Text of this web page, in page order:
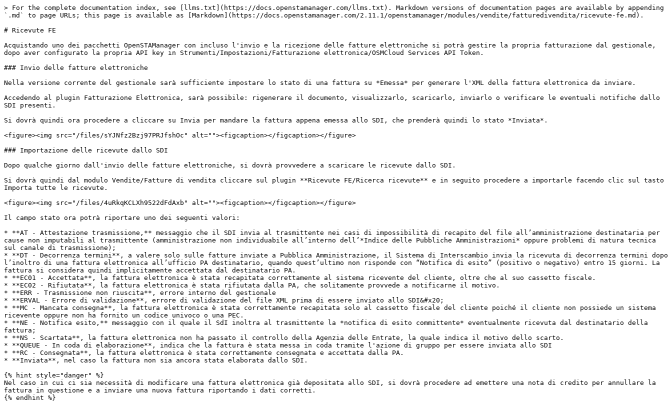
> For the complete documentation index, see [llms.txt](https://docs.openstamanager.com/llms.txt). Markdown versions of documentation pages are available by appending
`.md` to page URLs; this page is available as [Markdown](https://docs.openstamanager.com/2.11.1/openstamanager/modules/vendite/fatturedivendita/ricevute-fe.md).
# Ricevute FE
Acquistando uno dei pacchetti OpenSTAManager con incluso l'invio e la ricezione delle fatture elettroniche si potrà gestire la propria fatturazione dal gestionale,
dopo aver configurato la propria API key in Strumenti/Impostazioni/Fatturazione elettronica/OSMCloud Services API Token.
### Invio delle fatture elettroniche
Nella versione corrente del gestionale sarà sufficiente impostare lo stato di una fattura su *Emessa* per generare l'XML della fattura elettronica da inviare.
Accedendo al plugin Fatturazione Elettronica, sarà possibile: rigenerare il documento, visualizzarlo, scaricarlo, inviarlo o verificare le eventuali notifiche dallo
SDI presenti.
Si dovrà quindi ora procedere a cliccare su Invia per mandare la fattura appena emessa allo SDI, che prenderà quindi lo stato *Inviata*.
<figure><img src="/files/sYJNfz2Bzj97PRJfshOc" alt=""><figcaption></figcaption></figure>
### Importazione delle ricevute dallo SDI
Dopo qualche giorno dall'invio delle fatture elettroniche, si dovrà provvedere a scaricare le ricevute dallo SDI.
Si dovrà quindi dal modulo Vendite/Fatture di vendita cliccare sul plugin **Ricevute FE/Ricerca ricevute** e in seguito procedere a importarle facendo clic sul tasto
Importa tutte le ricevute.
<figure><img src="/files/4uRkqKCLXh9522dFdAxb" alt=""><figcaption></figcaption></figure>
Il campo stato ora potrà riportare uno dei seguenti valori:
* **AT - Attestazione trasmissione,** messaggio che il SDI invia al trasmittente nei casi di impossibilità di recapito del file all’amministrazione destinataria per
cause non imputabili al trasmittente (amministrazione non individuabile all’interno dell’*Indice delle Pubbliche Amministrazioni* oppure problemi di natura tecnica
sul canale di trasmissione);
* **DT - Decorrenza termini**, a valere solo sulle fatture inviate a Pubblica Amministrazione, il Sistema di Interscambio invia la ricevuta di decorrenza termini dopo
l’inoltro di una fattura elettronica all’ufficio PA destinatario, quando quest’ultimo non risponde con “Notifica di esito” (positivo o negativo) entro 15 giorni. La
fattura si considera quindi implicitamente accettata dal destinatario PA.
* **EC01 - Accettata**, la fattura elettronica è stata recapitata correttamente al sistema ricevente del cliente, oltre che al suo cassetto fiscale.
* **EC02 - Rifiutata**, la fattura elettronica è stata rifiutata dalla PA, che solitamente provvede a notificarne il motivo.
* **ERR - Trasmissione non riuscita**, errore interno del gestionale
* **ERVAL - Errore di validazione**, errore di validazione del file XML prima di essere inviato allo SDI&#x20;
* **MC - Mancata consegna**, la fattura elettronica è stata correttamente recapitata solo al cassetto fiscale del cliente poiché il cliente non possiede un sistema
ricevente oppure non ha fornito un codice univoco o una PEC.
* **NE - Notifica esito,** messaggio con il quale il SdI inoltra al trasmittente la *notifica di esito committente* eventualmente ricevuta dal destinatario della
fattura;
* **NS - Scartata**, la fattura elettronica non ha passato il controllo della Agenzia delle Entrate, la quale indica il motivo dello scarto.
* **QUEUE - In coda di elaborazione**, indica che la fattura è stata messa in coda tramite l'azione di gruppo per essere inviata allo SDI
* **RC - Consegnata**, la fattura elettronica è stata correttamente consegnata e accettata dalla PA.
* **Inviata**, nel caso la fattura non sia ancora stata elaborata dallo SDI.
{% hint style="danger" %}
Nel caso in cui ci sia necessità di modificare una fattura elettronica già depositata allo SDI, si dovrà procedere ad emettere una nota di credito per annullare la
fattura in questione e a inviare una nuova fattura riportando i dati corretti.
{% endhint %}